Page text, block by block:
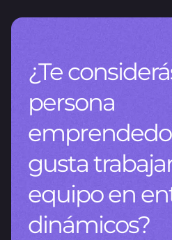
¿Te
persona
gusta
equipo en
dinámicos?